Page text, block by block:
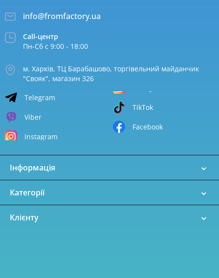
info@fromfactory.ua
Call-центр
Пн-Сб с 9:00 - 18:00
м. Харків, ТЦ Барабашово, торгівельний майданчик
"Свояк", магазин 326
Telegram
Viber
Instagram
TikTok
Facebook
Інформація
Категорії
Клієнту